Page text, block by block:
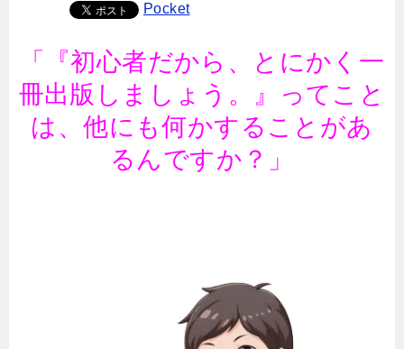
Pocket
「『初心者だから、とにかく一
冊出版しましょう。』ってこと
は、他にも何かすることがあ
るんですか？」